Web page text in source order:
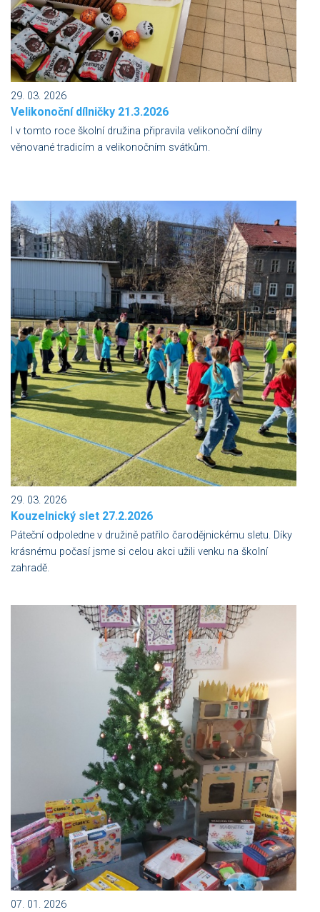
29. 03. 2026
Velikonoční dílničky 21.3.2026
I v tomto roce školní družina připravila velikonoční dílny
věnované tradicím a velikonočním svátkům.
29. 03. 2026
Kouzelnický slet 27.2.2026
Páteční odpoledne v družině patřilo čarodějnickému sletu. Díky
krásnému počasí jsme si celou akci užili venku na školní
zahradě.
07. 01. 2026